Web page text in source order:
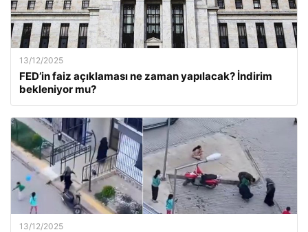
13/12/2025
FED’in faiz açıklaması ne zaman yapılacak? İndirim
bekleniyor mu?
13/12/2025